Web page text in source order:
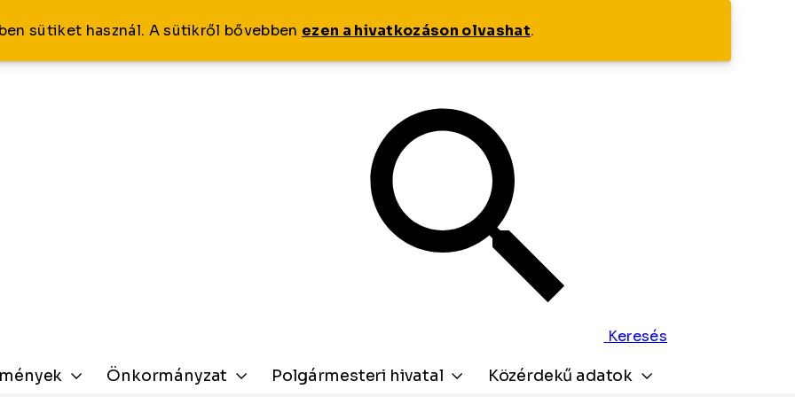
sütiket használ. A sütikről bővebben ezen a hivatkozáson olvashat.
Keresés
Önkormányzat Polgármesteri hivatal Közérdekű adatok